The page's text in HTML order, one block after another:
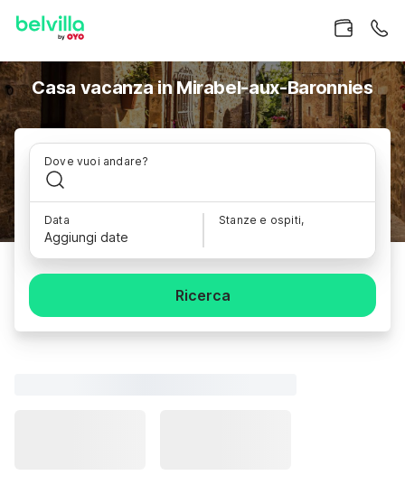
Casa vacanza in Mirabel-aux-Baronnies
Dove vuoi andare?
Data
Aggiungi date
Stanze e ospiti,
Ricerca